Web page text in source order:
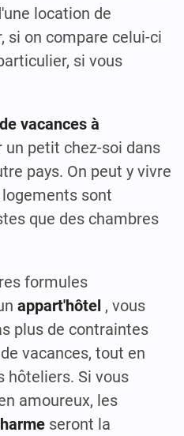
location de
si on compare celui-ci
si vous
vacances à
un petit chez-soi dans
pays. On peut y vivre
sont
que des chambres
formules
appart'hôtel , vous
plus de contraintes
vacances, tout en
hôteliers. Si vous
amoureux, les
seront la